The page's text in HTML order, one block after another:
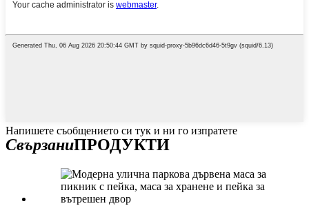
Напишете съобщението си тук и ни го изпратете
СвързаниПРОДУКТИ